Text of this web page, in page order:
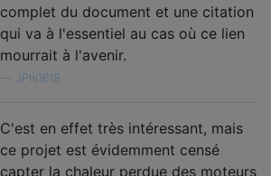
complet du document et une citation
qui va à l'essentiel au cas où ce lien
mourrait à l'avenir.
JPhi1618
C'est en effet très intéressant, mais
ce projet est évidemment censé
capter la chaleur perdue des moteurs